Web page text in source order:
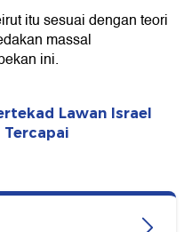
itu sesuai dengan teori
massal
ini.
Lawan Israel
Tercapai